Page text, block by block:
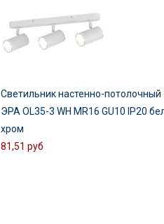
Светильник настенно-потолочный
ЭРА OL35-3 WH MR16 GU10 IP20
хром
81,51 руб